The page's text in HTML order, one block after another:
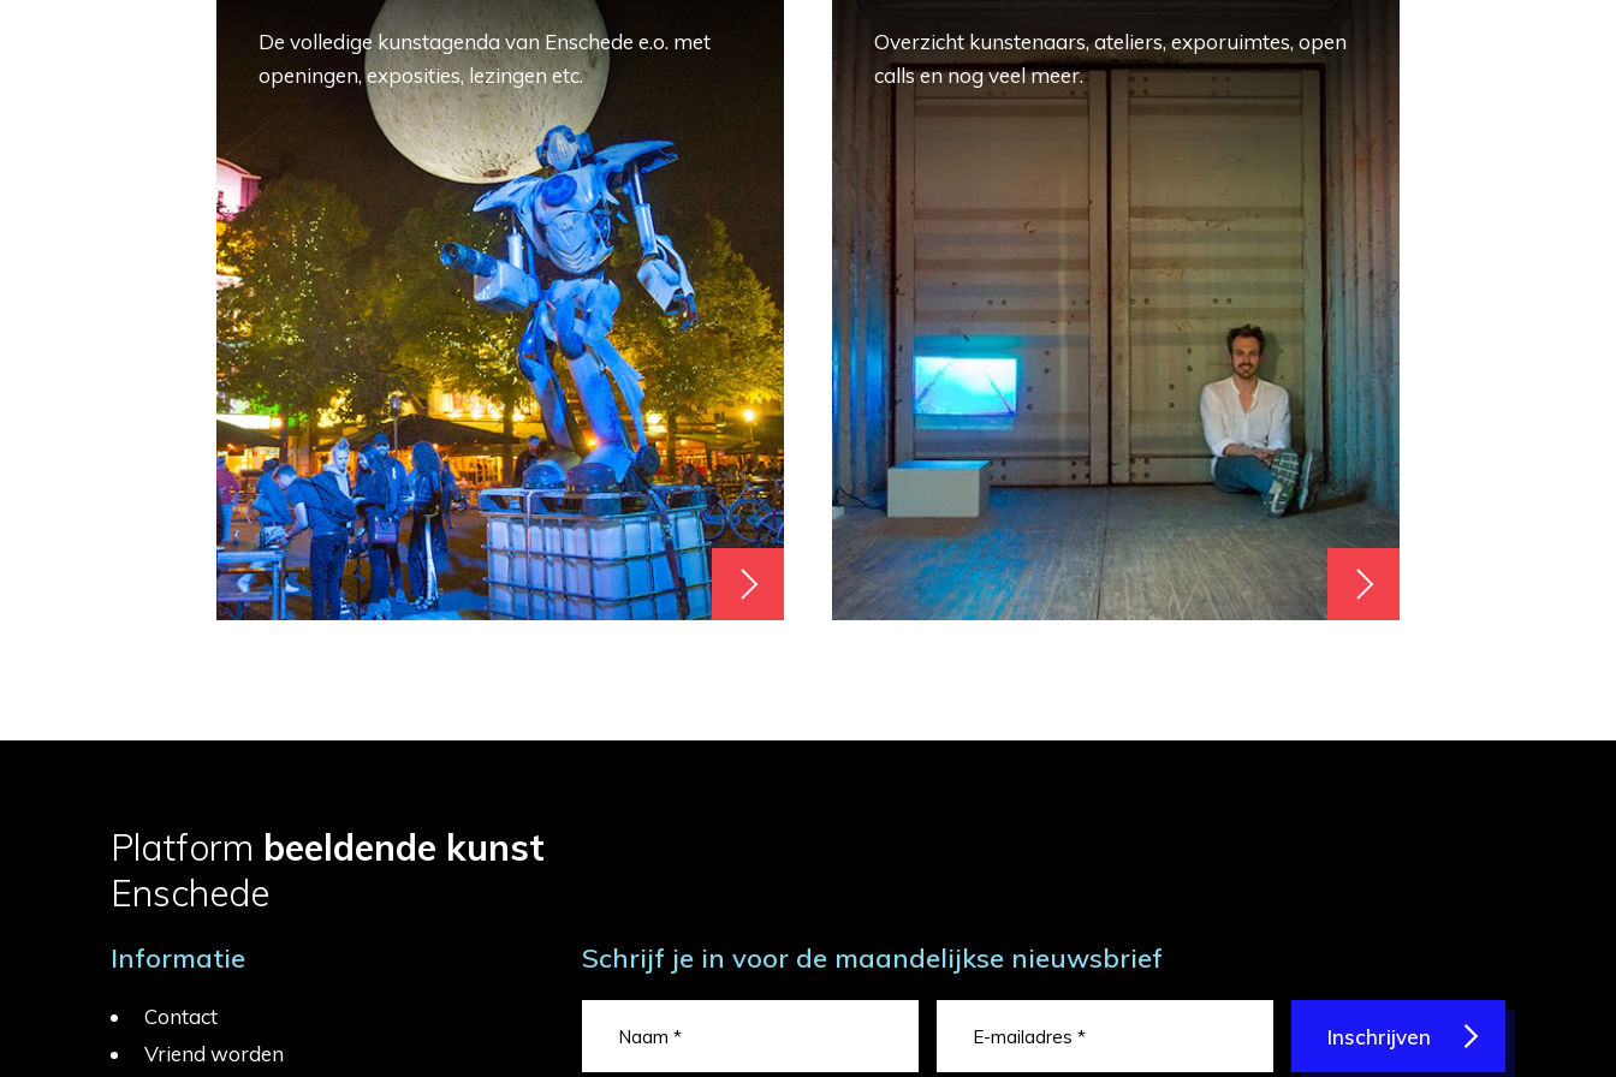
De volledige kunstagenda van Enschede e.o. met
openingen, exposities, lezingen etc.
Overzicht kunstenaars, ateliers, exporuimtes, open
calls en nog veel meer.
Platform beeldende kunst
Enschede
Informatie
Contact
Vriend worden
Schrijf je in voor de maandelijkse nieuwsbrief
Inschrijven